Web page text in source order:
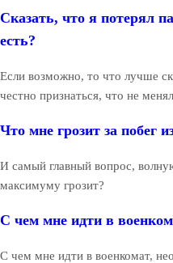
Сказать, что я потерял
есть?
Если возможно, то что лучше
честно признаться, что не
Что мне грозит за побег
И самый главный вопрос,
максимуму грозит?
С чем мне идти в
С чем мне идти в военкомат,